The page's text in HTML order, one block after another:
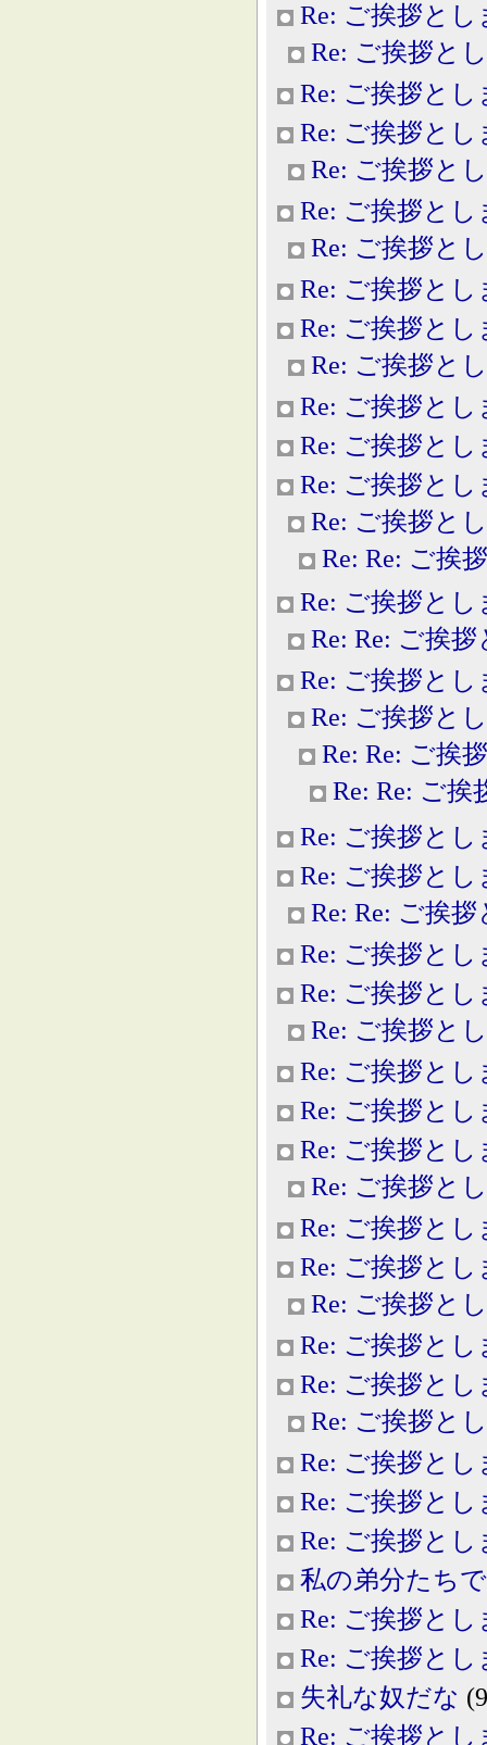
Re: ご挨拶とし
Re: ご挨拶と
Re: ご挨拶とし
Re: ご挨拶とし
Re: ご挨拶と
Re: ご挨拶とし
Re: ご挨拶と
Re: ご挨拶とし
Re: ご挨拶とし
Re: ご挨拶と
Re: ご挨拶とし
Re: ご挨拶とし
Re: ご挨拶とし
Re: ご挨拶と
Re: Re: ご挨
Re: ご挨拶とし
Re: Re: ご挨
Re: ご挨拶とし
Re: ご挨拶と
Re: Re: ご挨
Re: Re: ご
Re: ご挨拶とし
Re: ご挨拶とし
Re: Re: ご挨
Re: ご挨拶とし
Re: ご挨拶とし
Re: ご挨拶と
Re: ご挨拶とし
Re: ご挨拶とし
Re: ご挨拶とし
Re: ご挨拶と
Re: ご挨拶とし
Re: ご挨拶とし
Re: ご挨拶と
Re: ご挨拶とし
Re: ご挨拶とし
Re: ご挨拶と
Re: ご挨拶とし
Re: ご挨拶とし
Re: ご挨拶とし
私の弟分たち
Re: ご挨拶とし
Re: ご挨拶とし
失礼な奴だな
Re: ご挨拶とし